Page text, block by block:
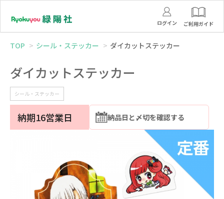
ログイン ご利用ガイド
TOP シール・ステッカー ダイカットステッカー
ダイカットステッカー
シール・ステッカー
納期16営業日 納品日と〆切を確認する